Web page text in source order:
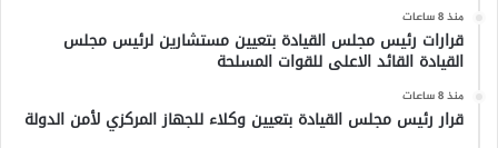
منذ 8 ساعات
قرارات رئيس مجلس القيادة بتعيين مستشارين لرئيس مجلس
القيادة القائد الاعلى للقوات المسلحة
منذ 8 ساعات
قرار رئيس مجلس القيادة بتعيين وكلاء للجهاز المركزي لأمن الدولة